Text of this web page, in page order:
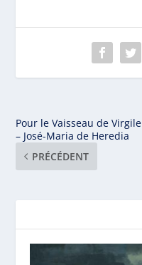
Pour le Vaisseau de Virgile
– José-Maria de Heredia
PRÉCÉDENT